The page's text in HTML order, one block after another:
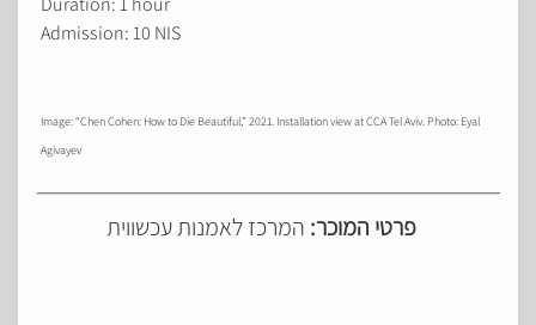
Admission: 10 NIS
Image: “Chen Cohen: How to Die Beautiful,” 2021. Installation view at CCA Tel Aviv. Photo: Eyal
Agivayev
פרטי המוכר: המרכז לאמנות עכשווית